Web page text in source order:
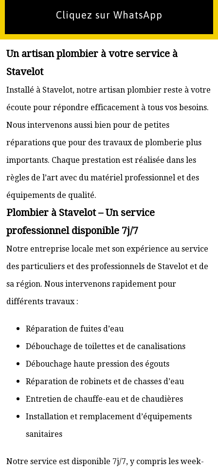
Cliquez sur WhatsApp
Un artisan plombier à votre service à
Stavelot
Installé à Stavelot, notre artisan plombier reste à votre
écoute pour répondre efficacement à tous vos besoins.
Nous intervenons aussi bien pour de petites
réparations que pour des travaux de plomberie plus
importants. Chaque prestation est réalisée dans les
règles de l’art avec du matériel professionnel et des
équipements de qualité.
Plombier à Stavelot – Un service
professionnel disponible 7j/7
Notre entreprise locale met son expérience au service
des particuliers et des professionnels de Stavelot et de
sa région. Nous intervenons rapidement pour
différents travaux :
Réparation de fuites d’eau
Débouchage de toilettes et de canalisations
Débouchage haute pression des égouts
Réparation de robinets et de chasses d’eau
Entretien de chauffe-eau et de chaudières
Installation et remplacement d’équipements
sanitaires
Notre service est disponible 7j/7, y compris les week-